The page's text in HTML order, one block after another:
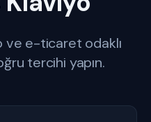
ve e-ticaret odaklı
tercihi yapın.